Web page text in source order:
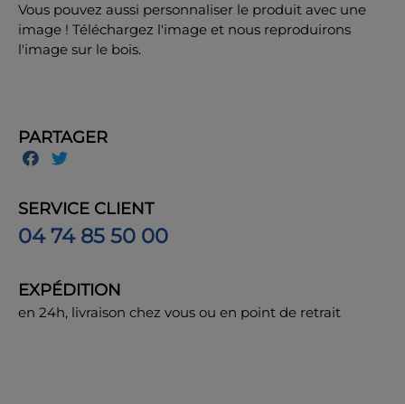
Vous pouvez aussi personnaliser le produit avec une
image ! Téléchargez l'image et nous reproduirons
l'image sur le bois.
PARTAGER
SERVICE CLIENT
04 74 85 50 00
EXPÉDITION
en 24h, livraison chez vous ou en point de retrait